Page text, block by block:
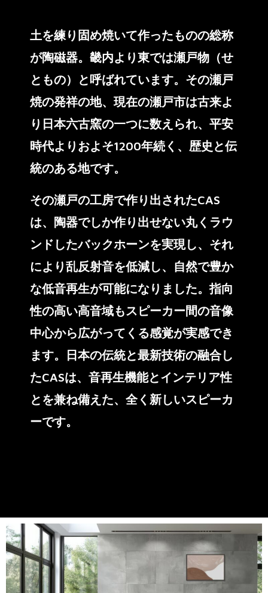
土を練り固め焼いて作ったものの総称
が陶磁器。畿内より東では瀬戸物（せ
ともの）と呼ばれています。その瀬戸
焼の発祥の地、現在の瀬戸市は古来よ
り日本六古窯の一つに数えられ、平安
時代よりおよそ1200年続く、歴史と伝
統のある地です。
その瀬戸の工房で作り出されたCAS
は、陶器でしか作り出せない丸くラウ
ンドしたバックホーンを実現し、それ
により乱反射音を低減し、自然で豊か
な低音再生が可能になりました。指向
性の高い高音域もスピーカー間の音像
中心から広がってくる感覚が実感でき
ます。日本の伝統と最新技術の融合し
たCASは、音再生機能とインテリア性
とを兼ね備えた、全く新しいスピーカ
ーです。